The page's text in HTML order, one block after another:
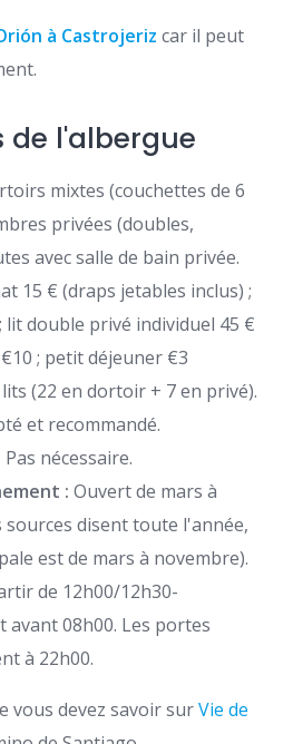
à Castrojeriz car il peut
de l'albergue
mixtes (couchettes de 6
privées (doubles,
avec salle de bain privée.
15 € (draps jetables inclus) ;
lit double privé individuel 45 €
; petit déjeuner €3
lits (22 en dortoir + 7 en privé).
et recommandé.
Pas nécessaire.
: Ouvert de mars à
disent toute l'année,
est de mars à novembre).
de 12h00/12h30-
avant 08h00. Les portes
à 22h00.
vous devez savoir surVie de